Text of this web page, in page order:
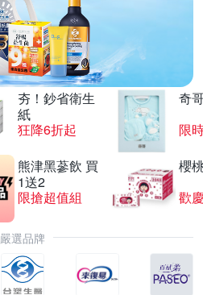
夯！鈔省衛生
紙
狂降6折起
奇
限
熊津黑蔘飲 買
1送2
限搶超值組
櫻
歡
嚴選品牌